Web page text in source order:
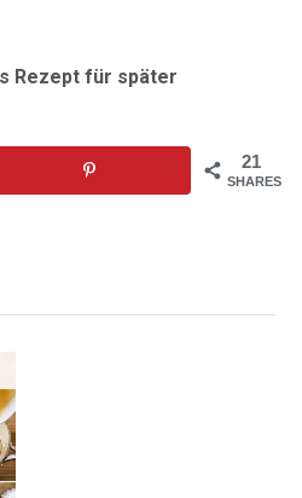
Rezept für später
21
SHARES